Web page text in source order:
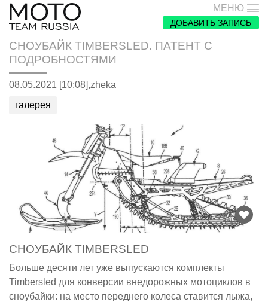
МЕНЮ
ДОБАВИТЬ ЗАПИСЬ
СНОУБАЙК TIMBERSLED. ПАТЕНТ С
ПОДРОБНОСТЯМИ
08.05.2021 [10:08],zheka
галерея
СНОУБАЙК TIMBERSLED
Больше десяти лет уже выпускаются комплекты
Timbersled для конверсии внедорожных мотоциклов в
сноубайки: на место переднего колеса ставится лыжа,